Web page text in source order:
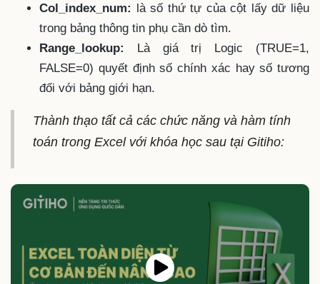
Col_index_num:
là số thứ tự của cột lấy dữ liệu
trong bảng thông tin phụ cần dò tìm.
Range_lookup:
Là giá trị Logic (TRUE=1,
FALSE=0) quyết định số chính xác hay số tương
đối với bảng giới hạn.
Thành thạo tất cả các chức năng và hàm tính
toán trong Excel với khóa học sau tại Gitiho: